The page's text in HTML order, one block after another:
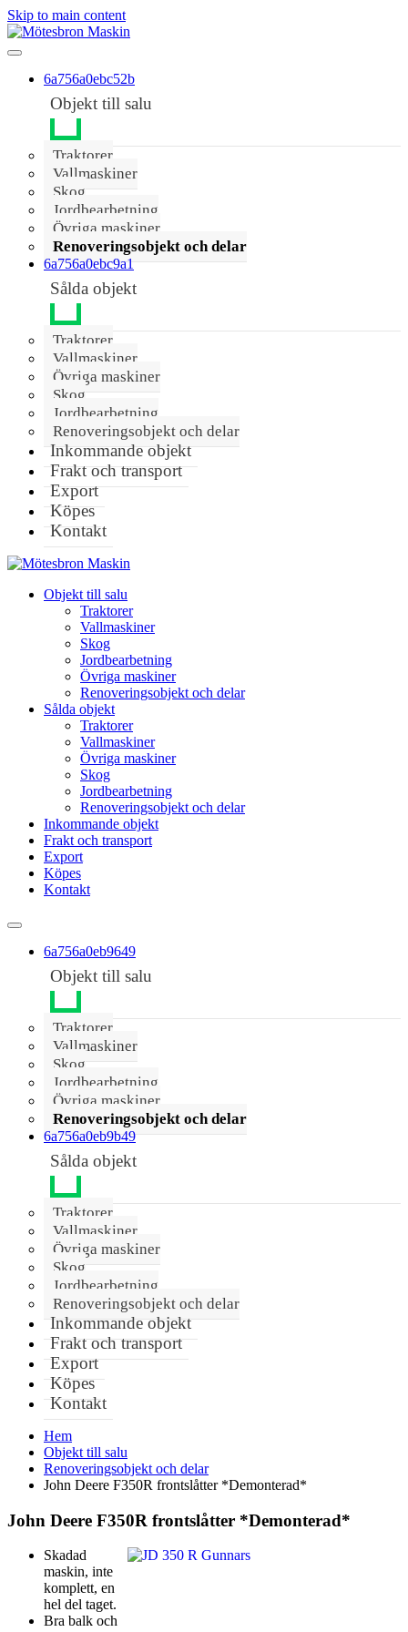
Skip to main content
6a756a0ebc52b
Objekt till salu
Traktorer
Vallmaskiner
Skog
Jordbearbetning
Övriga maskiner
Renoveringsobjekt och delar
6a756a0ebc9a1
Sålda objekt
Traktorer
Vallmaskiner
Övriga maskiner
Skog
Jordbearbetning
Renoveringsobjekt och delar
Inkommande objekt
Frakt och transport
Export
Köpes
Kontakt
Objekt till salu
Traktorer
Vallmaskiner
Skog
Jordbearbetning
Övriga maskiner
Renoveringsobjekt och delar
Sålda objekt
Traktorer
Vallmaskiner
Övriga maskiner
Skog
Jordbearbetning
Renoveringsobjekt och delar
Inkommande objekt
Frakt och transport
Export
Köpes
Kontakt
6a756a0eb9649
Objekt till salu
Traktorer
Vallmaskiner
Skog
Jordbearbetning
Övriga maskiner
Renoveringsobjekt och delar
6a756a0eb9b49
Sålda objekt
Traktorer
Vallmaskiner
Övriga maskiner
Skog
Jordbearbetning
Renoveringsobjekt och delar
Inkommande objekt
Frakt och transport
Export
Köpes
Kontakt
Hem
Objekt till salu
Renoveringsobjekt och delar
John Deere F350R frontslåtter *Demonterad*
John Deere F350R frontslåtter *Demonterad*
Skadad
maskin, inte
komplett, en
hel del taget.
Bra balk och